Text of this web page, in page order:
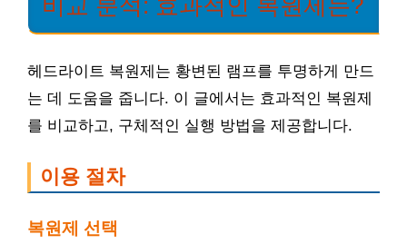
비교 분석: 효과적인 복원제는?
헤드라이트 복원제는 황변된 램프를 투명하게 만드
는 데 도움을 줍니다. 이 글에서는 효과적인 복원제
를 비교하고, 구체적인 실행 방법을 제공합니다.
이용 절차
복원제 선택